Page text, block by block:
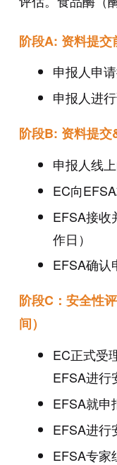
阶段A: 资料提交
申报人申
申报人进
阶段B: 资料提交
申报人线
EC向
EFSA接
作日）
EFSA确认
阶段C：安全性
间）
EC正式受
EFSA进行
EFSA就申
EFSA进行
EFSA专家